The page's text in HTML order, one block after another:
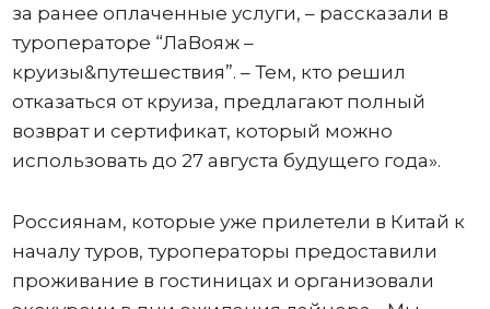
за ранее оплаченные услуги, – рассказали в
туроператоре “ЛаВояж –
круизы&путешествия”. – Тем, кто решил
отказаться от круиза, предлагают полный
возврат и сертификат, который можно
использовать до 27 августа будущего года».
Россиянам, которые уже прилетели в Китай к
началу туров, туроператоры предоставили
проживание в гостиницах и организовали